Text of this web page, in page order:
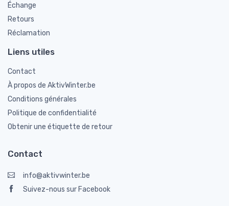
Échange
Retours
Réclamation
Liens utiles
Contact
À propos de AktivWinter.be
Conditions générales
Politique de confidentialité
Obtenir une étiquette de retour
Contact
info@aktivwinter.be
Suivez-nous sur Facebook